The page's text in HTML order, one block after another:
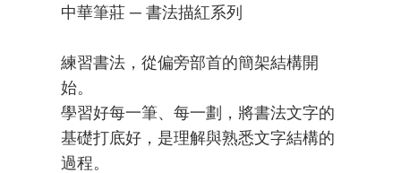
中華筆莊 ─ 書法描紅系列
練習書法，從偏旁部首的簡架結構開
始。
學習好每一筆、每一劃，將書法文字的
基礎打底好，是理解與熟悉文字結構的
過程。